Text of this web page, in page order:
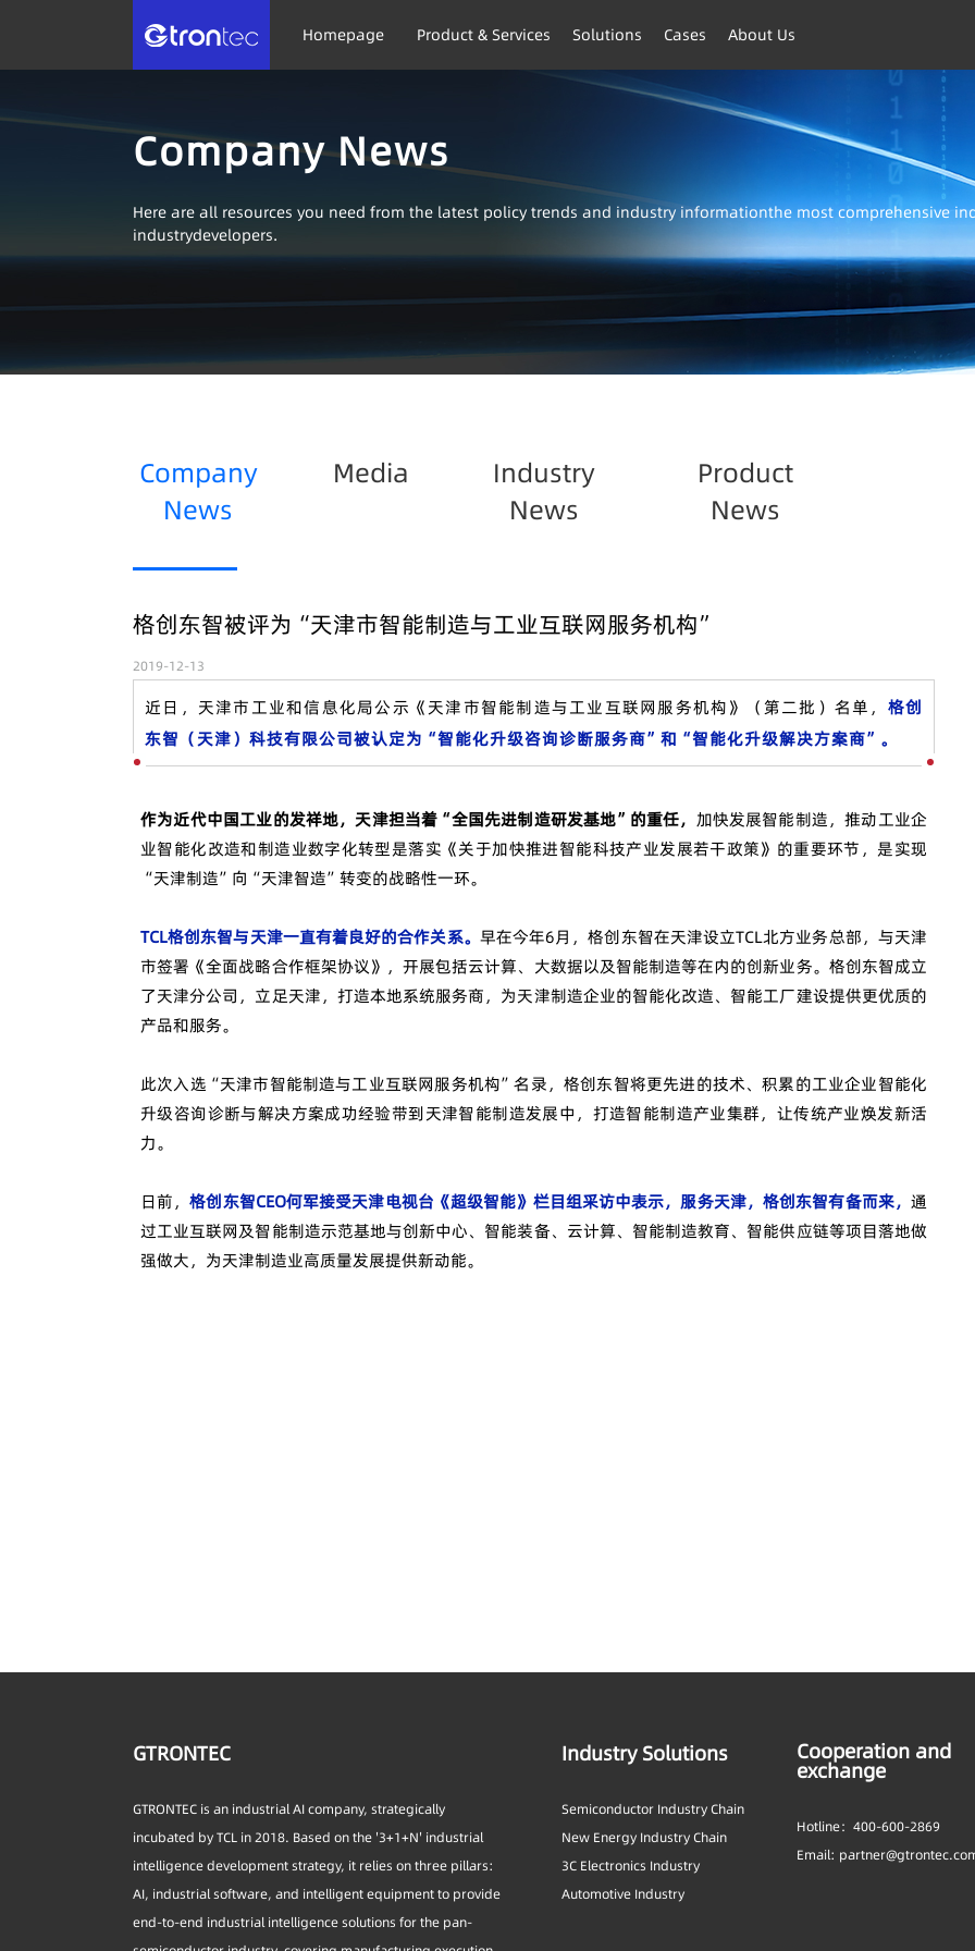
Homepage Product & Services Solutions Cases About Us
Company News
Here are all resources you need from the latest policy trends and industry informationthe most comprehensive
industrydevelopers.
Company
News
Media
Industry
News
Product
News
格创东智被评为“天津市智能制造与工业互联网服务机构”
2019-12-13
近日，天津市工业和信息化局公示《天津市智能制造与工业互联网服务机构》（第二批）名单， 格创
东智（天津）科技有限公司被认定为“智能化升级咨询诊断服务商”和“智能化升级解决方案商”。
作为近代中国工业的发祥地，天津担当着“全国先进制造研发基地”的重任， 加快发展智能制造，推动工业企
业智能化改造和制造业数字化转型是落实《关于加快推进智能科技产业发展若干政策》的重要环节，是实现
“天津制造”向“天津智造”转变的战略性一环。
TCL格创东智与天津一直有着良好的合作关系。 早在今年6月，格创东智在天津设立TCL北方业务总部，与天津
市签署《全面战略合作框架协议》，开展包括云计算、大数据以及智能制造等在内的创新业务。格创东智成立
了天津分公司，立足天津，打造本地系统服务商，为天津制造企业的智能化改造、智能工厂建设提供更优质的
产品和服务。
此次入选“天津市智能制造与工业互联网服务机构”名录，格创东智将更先进的技术、积累的工业企业智能化
升级咨询诊断与解决方案成功经验带到天津智能制造发展中，打造智能制造产业集群，让传统产业焕发新活
力。
日前，格创东智CEO何军接受天津电视台《超级智能》栏目组采访中表示，服务天津，格创东智有备而来，通
过工业互联网及智能制造示范基地与创新中心、智能装备、云计算、智能制造教育、智能供应链等项目落地做
强做大，为天津制造业高质量发展提供新动能。
GTRONTEC
GTRONTEC is an industrial AI company, strategically
incubated by TCL in 2018. Based on the '3+1+N' industrial
intelligence development strategy, it relies on three pillars:
AI, industrial software, and intelligent equipment to provide
end-to-end industrial intelligence solutions for the pan-
Industry Solutions
Semiconductor Industry Chain
New Energy Industry Chain
3C Electronics Industry
Automotive Industry
Cooperation and
exchange
Hotline：400-600-2869
Email: